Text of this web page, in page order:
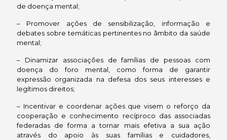
de doença mental;
– Promover ações de sensibilização, informação e
debates sobre temáticas pertinentes no âmbito da saúde
mental;
– Dinamizar associações de famílias de pessoas com
doença do foro mental, como forma de garantir
expressão organizada na defesa dos seus interesses e
legítimos direitos;
– Incentivar e coordenar ações que visem o reforço da
cooperação e conhecimento recíproco das associadas
federadas de forma a tornar mais efetiva a sua ação
através do apoio às suas famílias e cuidadores,